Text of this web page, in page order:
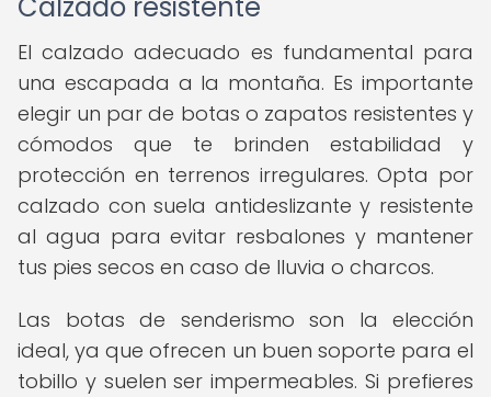
El calzado adecuado es fundamental para
una escapada a la montaña. Es importante
elegir un par de botas o zapatos resistentes y
cómodos que te brinden estabilidad y
protección en terrenos irregulares. Opta por
calzado con suela antideslizante y resistente
al agua para evitar resbalones y mantener
tus pies secos en caso de lluvia o charcos.
Las botas de senderismo son la elección
ideal, ya que ofrecen un buen soporte para el
tobillo y suelen ser impermeables. Si prefieres